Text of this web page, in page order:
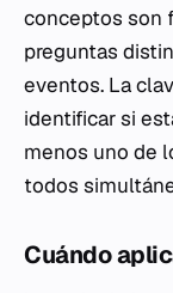
conceptos son
preguntas
eventos. La
identificar si
menos uno de
todos
Cuándo